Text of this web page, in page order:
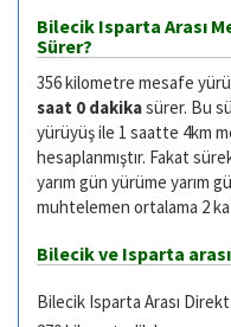
Bilecik Isparta Arası
Sürer?
356 kilometre mesafe
saat 0 dakikasürer. Bu
yürüyüş ile 1 saatte 4km
hesaplanmıştır. Fakat
yarım gün yürüme yarım
muhtelemen ortalama 2
Bilecik ve Isparta
Bilecik Isparta Arası